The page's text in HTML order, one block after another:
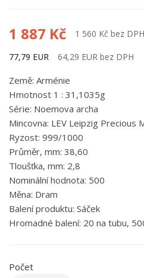
1 887 Kč 1 560 Kč bez DPH
77,79 EUR 64,29 EUR bez DPH
Země: Arménie
Hmotnost 1 : 31,1035g
Série: Noemova archa
Mincovna: LEV Leipzig Precious
Ryzost: 999/1000
Průměr, mm: 38,60
Tloušťka, mm: 2,8
Nominální hodnota: 500
Měna: Dram
Balení produktu: Sáček
Hromadné balení: 20 na tubu,
Počet